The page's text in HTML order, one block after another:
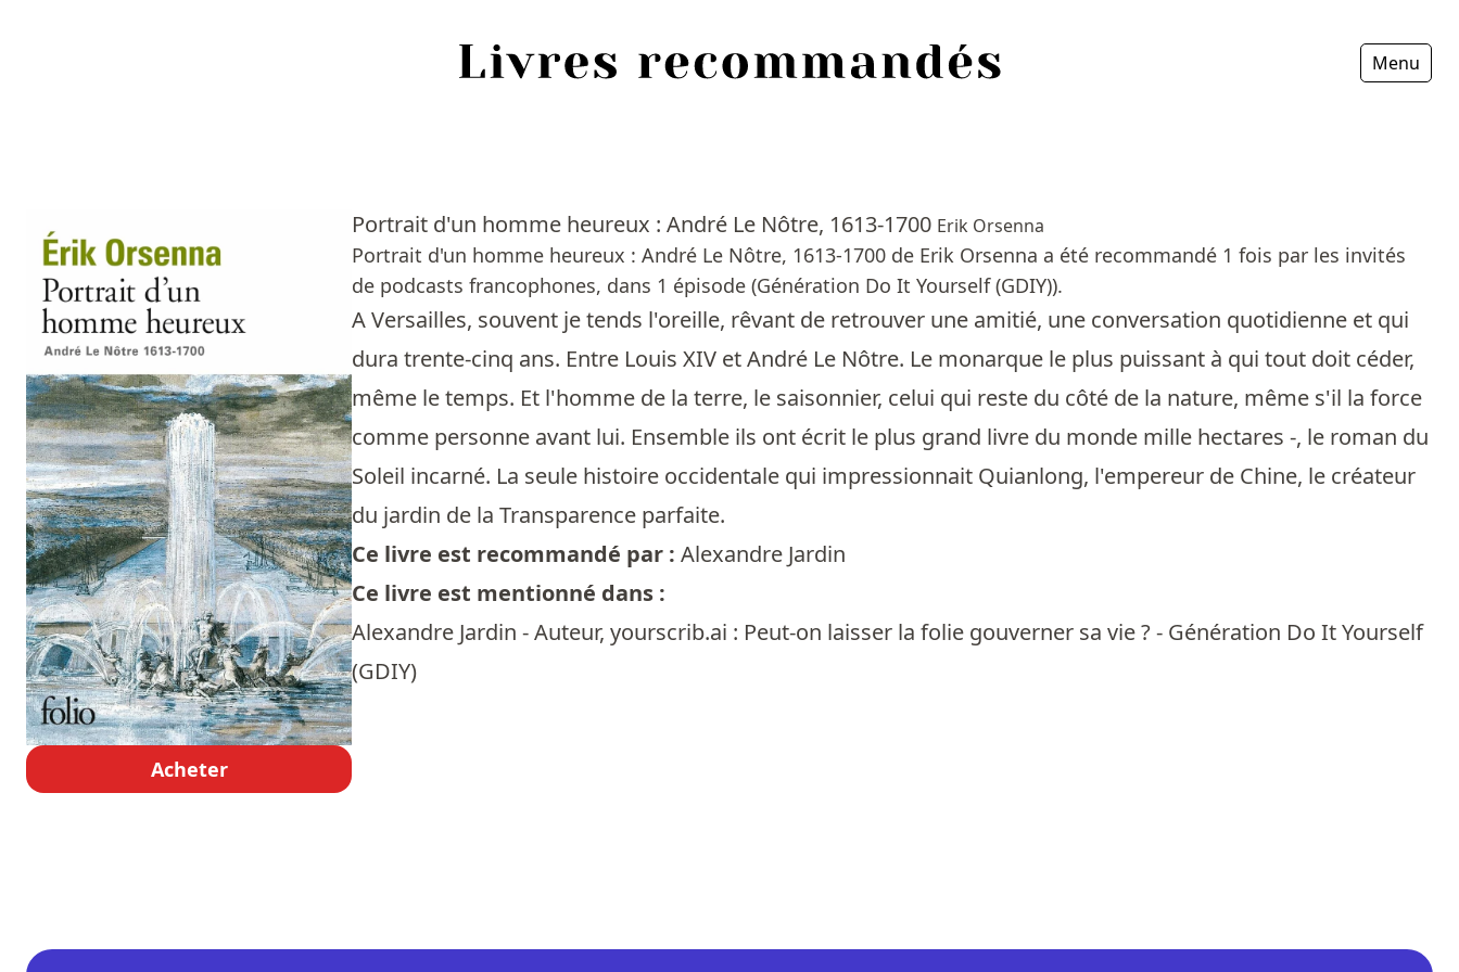
Menu
Acheter
Portrait d'un homme heureux : André Le Nôtre, 1613-1700 Erik Orsenna
Portrait d'un homme heureux : André Le Nôtre, 1613-1700 de Erik Orsenna a été recommandé 1 fois par les invités
de podcasts francophones, dans 1 épisode (Génération Do It Yourself (GDIY)).
A Versailles, souvent je tends l'oreille, rêvant de retrouver une amitié, une conversation quotidienne et qui
dura trente-cinq ans. Entre Louis XIV et André Le Nôtre. Le monarque le plus puissant à qui tout doit céder,
même le temps. Et l'homme de la terre, le saisonnier, celui qui reste du côté de la nature, même s'il la force
comme personne avant lui. Ensemble ils ont écrit le plus grand livre du monde mille hectares -, le roman du
Soleil incarné. La seule histoire occidentale qui impressionnait Quianlong, l'empereur de Chine, le créateur
du jardin de la Transparence parfaite.
Ce livre est recommandé par : Alexandre Jardin
Ce livre est mentionné dans :
Alexandre Jardin - Auteur, yourscrib.ai : Peut-on laisser la folie gouverner sa vie ? - Génération Do It Yourself
(GDIY)
Sources
Personnes
Livres
Livres les plus recommandés
Prix littéraires